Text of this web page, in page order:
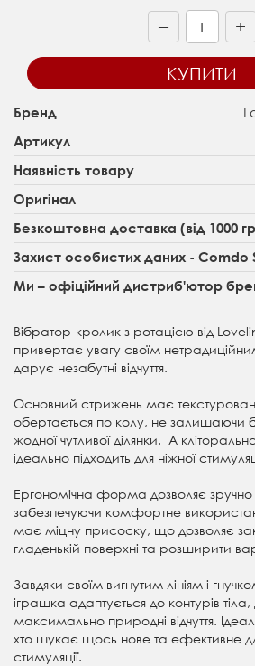
— +
КУПИТИ
Бренд
Артикул
Наявність товару
Оригінал
Безкоштовна доставка (від 1000
Захист особистих даних - Comdo
Ми – офіційний дистриб'ютор
Вібратор-кролик з ротацією від
привертає увагу своїм
дарує незабутні відчуття.
Основний стрижень має
обертається по колу, не залишаючи
жодної чутливої ділянки. А
ідеально підходить для ніжної
Ергономічна форма дозволяє зручно
забезпечуючи комфортне
має міцну присоску, що дозволяє
гладенькій поверхні та розширити
Завдяки своїм вигнутим лініям і
іграшка адаптується до контурів
максимально природні відчуття.
хто шукає щось нове та ефективне
стимуляції.